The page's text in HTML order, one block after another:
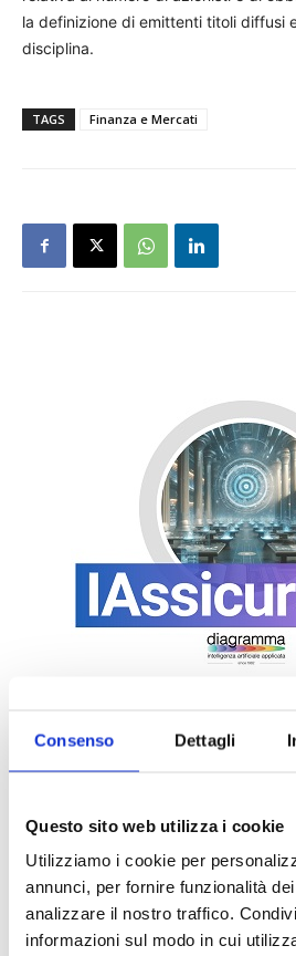
Consenso Dettagli
Questo sito web utilizza i cookie
Utilizziamo i cookie per
annunci, per fornire funzionalità
analizzare il nostro traffico.
informazioni sul modo in cui
la definizione di emittenti titoli diffusi
disciplina.
TAGS Finanza e Mercati